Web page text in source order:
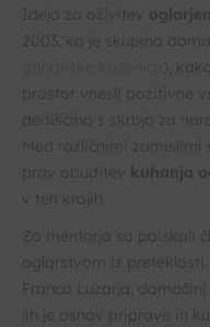
Ideja za oživitev
2003, ko je skupina
),
prostor vnesli pozitivne
dediščino s skrbjo za
Med različnimi zamislimi
prav obuditev
kuhanja
v teh krajih.
Za mentorja so poiskali
oglarstvom iz preteklosti.
Franca Luzarja,
jih je osnov priprave in